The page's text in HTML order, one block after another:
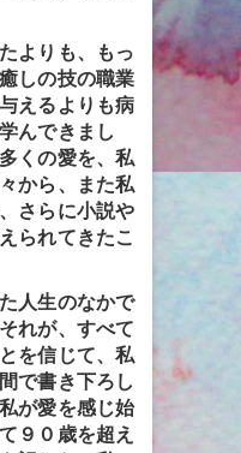
よりも、もっ
しの技の職業
えるよりも病
んできまし
くの愛を、私
から、また私
さらに小説や
られてきたこ
人生のなかで
れが、すべて
を信じて、私
で書き下ろし
が愛を感じ始
９０歳を超え